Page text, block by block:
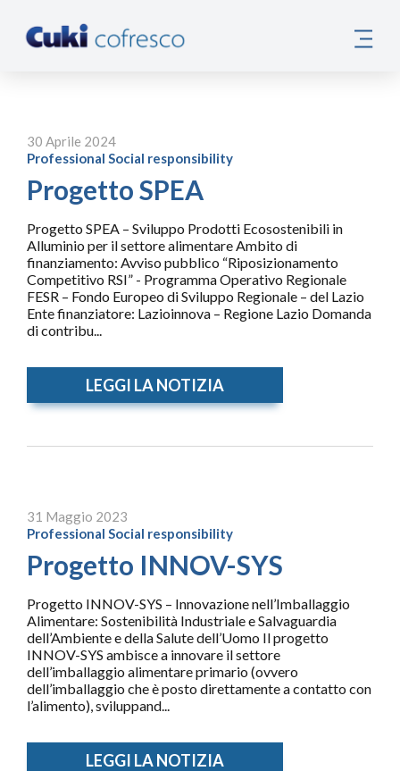
30 Aprile 2024
Professional Social responsibility
Progetto SPEA
Progetto SPEA – Sviluppo Prodotti Ecosostenibili in
Alluminio per il settore alimentare Ambito di
finanziamento: Avviso pubblico “Riposizionamento
Competitivo RSI” - Programma Operativo Regionale
FESR – Fondo Europeo di Sviluppo Regionale – del Lazio
Ente finanziatore: Lazioinnova – Regione Lazio Domanda
di contribu...
LEGGI LA NOTIZIA
31 Maggio 2023
Professional Social responsibility
Progetto INNOV-SYS
Progetto INNOV-SYS – Innovazione nell’Imballaggio
Alimentare: Sostenibilità Industriale e Salvaguardia
dell’Ambiente e della Salute dell’Uomo Il progetto
INNOV-SYS ambisce a innovare il settore
dell’imballaggio alimentare primario (ovvero
dell’imballaggio che è posto direttamente a contatto con
l’alimento), sviluppand...
LEGGI LA NOTIZIA